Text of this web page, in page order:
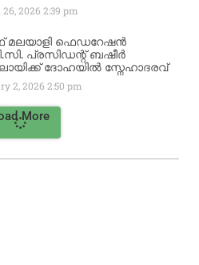
26, 20262:39 pm
മലയാളി ഫെഡറേഷൻ
പ്രസിഡന്റ് ബഷീർ
ദോഹയിൽ സ്നേഹാദരവ്
2, 20262:50 pm
More